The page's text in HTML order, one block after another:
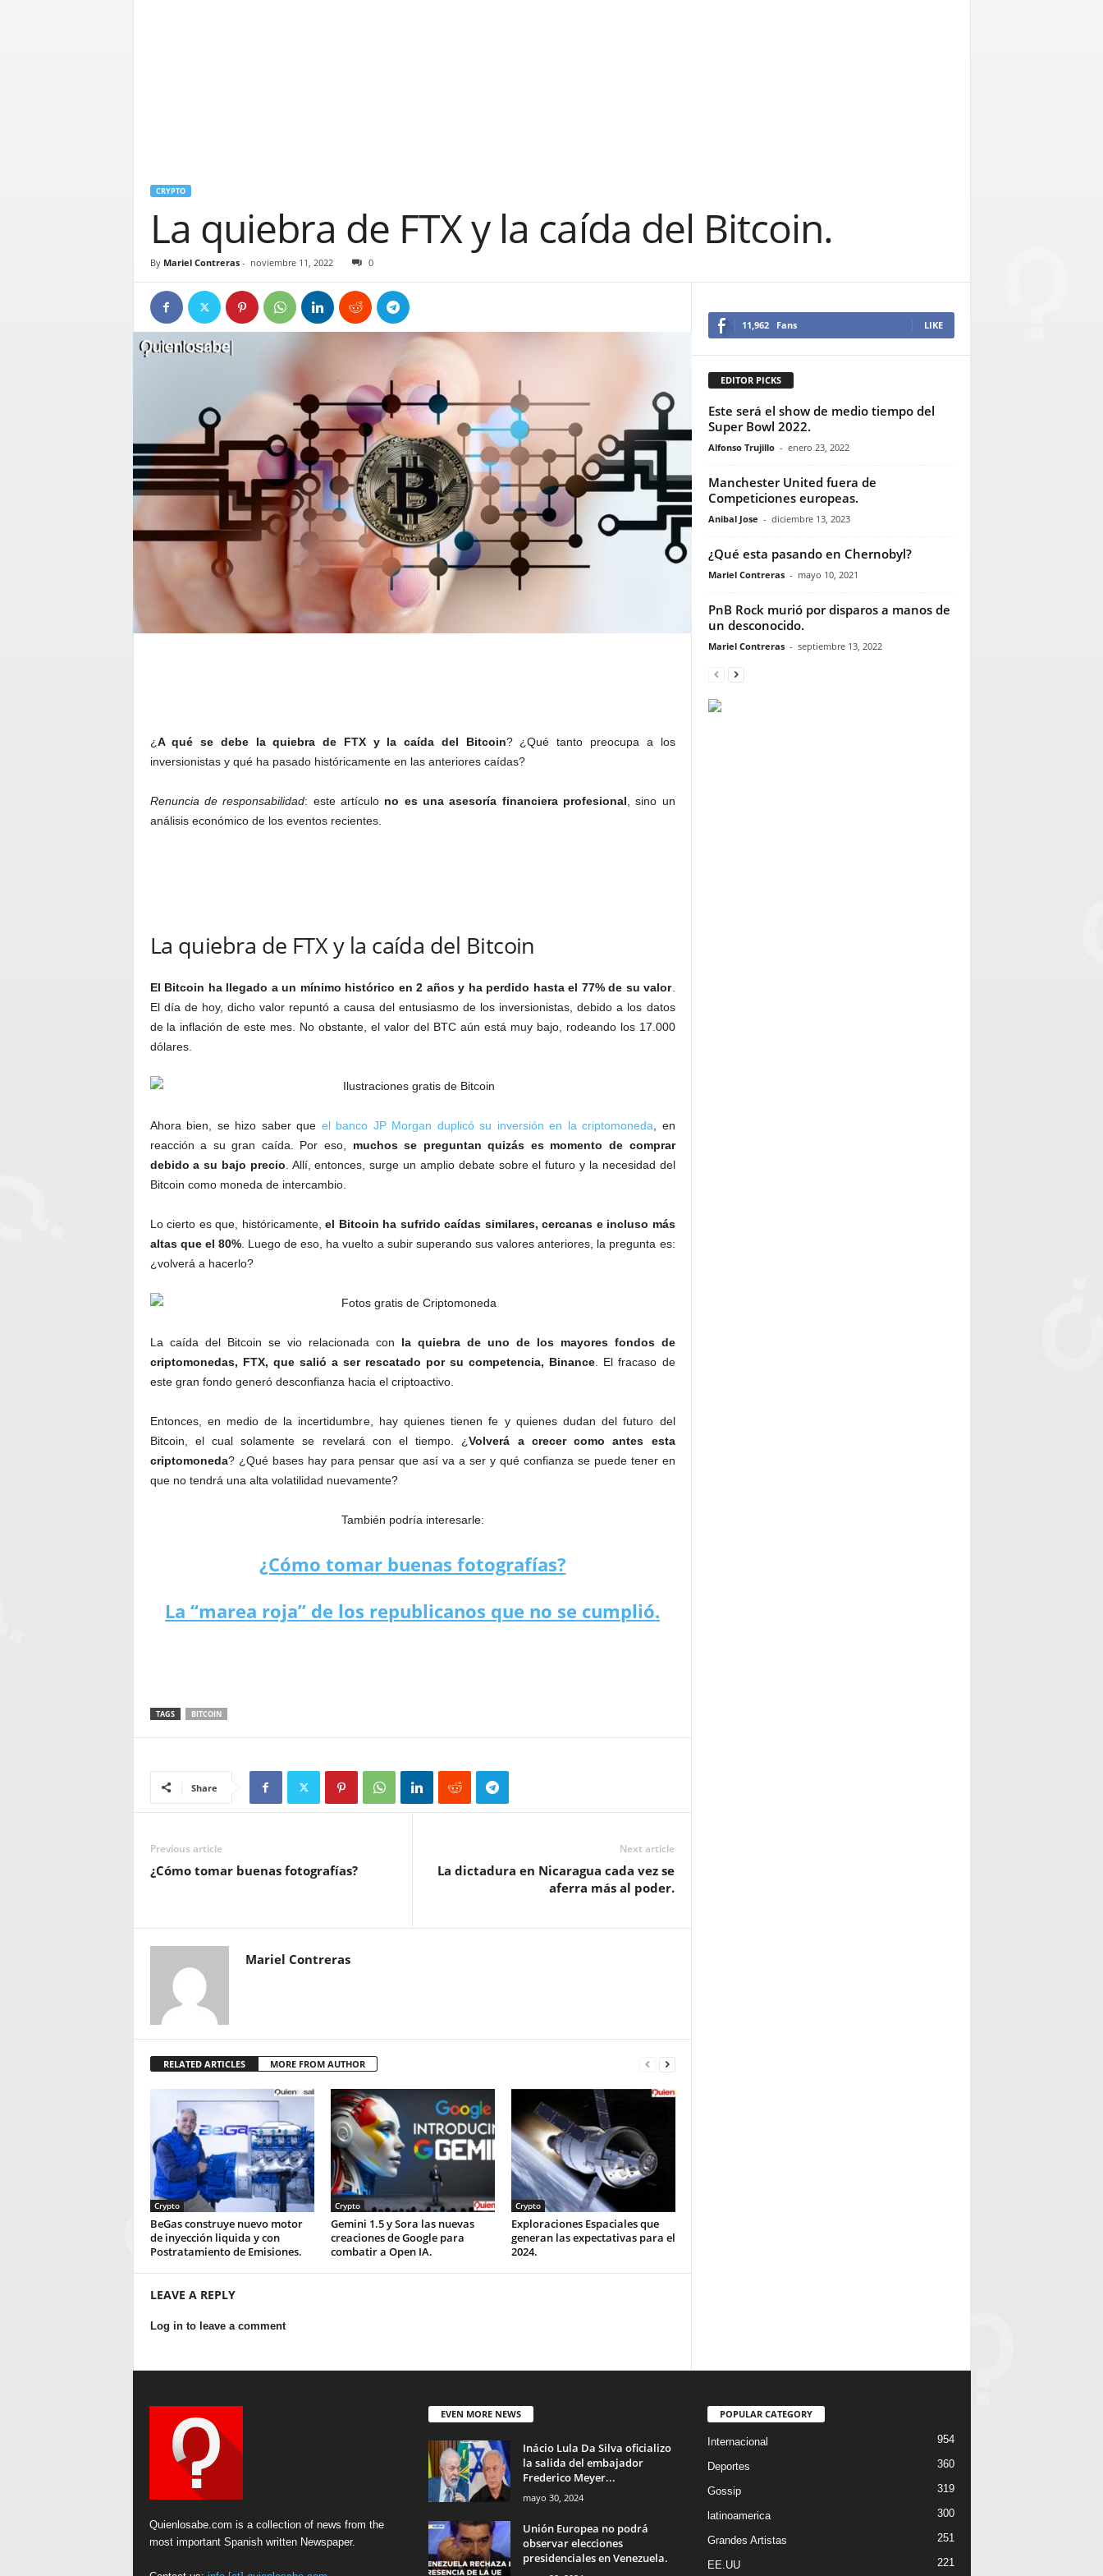
CRYPTO
La quiebra de FTX y la caída del Bitcoin.
By Mariel Contreras- noviembre 11, 2022 0
¿A qué se debe la quiebra de FTX y la caída del Bitcoin? ¿Qué tanto preocupa a los
inversionistas y qué ha pasado históricamente en las anteriores caídas?
Renuncia de responsabilidad: este artículo no es una asesoría financiera profesional , sino un
análisis económico de los eventos recientes.
La quiebra de FTX y la caída del Bitcoin
El Bitcoin ha llegado a un mínimo histórico en 2 años y ha perdido hasta el 77% de su valor.
El día de hoy, dicho valor repuntó a causa del entusiasmo de los inversionistas, debido a los datos
de la inflación de este mes. No obstante, el valor del BTC aún está muy bajo, rodeando los 17.000
dólares.
Ahora bien, se hizo saber que el banco JP Morgan duplicó su inversión en la criptomoneda , en
reacción a su gran caída. Por eso,
muchos se preguntan quizás es momento de comprar
debido a su bajo precio . Allí, entonces, surge un amplio debate sobre el futuro y la necesidad del
Bitcoin como moneda de intercambio.
Lo cierto es que, históricamente, el Bitcoin ha sufrido caídas similares, cercanas e incluso más
altas que el 80%. Luego de eso, ha vuelto a subir superando sus valores anteriores, la pregunta es:
¿volverá a hacerlo?
La caída del Bitcoin se vio relacionada con la quiebra de uno de los mayores fondos de
criptomonedas, FTX, que salió a ser rescatado por su competencia, Binance . El fracaso de
este gran fondo generó desconfianza hacia el criptoactivo.
Entonces, en medio de la incertidumbre, hay quienes tienen fe y quienes dudan del futuro del
Bitcoin, el cual solamente se revelará con el tiempo. ¿Volverá a crecer como antes esta
criptomoneda? ¿Qué bases hay para pensar que así va a ser y qué confianza se puede tener en
que no tendrá una alta volatilidad nuevamente?
También podría interesarle:
¿Cómo tomar buenas fotografías?
La “marea roja” de los republicanos que no se cumplió.
TAGS BITCOIN
Share
Previous article
¿Cómo tomar buenas fotografías?
Next article
La dictadura en Nicaragua cada vez se
aferra más al poder.
Mariel Contreras
RELATED ARTICLES MORE FROM AUTHOR
Crypto
BeGas construye nuevo motor
de inyección liquida y con
Postratamiento de Emisiones.
Crypto
Gemini 1.5 y Sora las nuevas
creaciones de Google para
combatir a Open IA.
Crypto
Exploraciones Espaciales que
generan las expectativas para el
2024.
LEAVE A REPLY
Log in to leave a comment
11,962 Fans LIKE
EDITOR PICKS
Este será el show de medio tiempo del
Super Bowl 2022.
Alfonso Trujillo - enero 23, 2022
Manchester United fuera de
Competiciones europeas.
Anibal Jose - diciembre 13, 2023
¿Qué esta pasando en Chernobyl?
Mariel Contreras - mayo 10, 2021
PnB Rock murió por disparos a manos de
un desconocido.
Mariel Contreras - septiembre 13, 2022
Quienlosabe.com is a collection of news from the
most important Spanish written Newspaper.
EVEN MORE NEWS
Inácio Lula Da Silva oficializo
la salida del embajador
Frederico Meyer...
mayo 30, 2024
Unión Europea no podrá
observar elecciones
presidenciales en Venezuela.
POPULAR CATEGORY
Internacional 954
Deportes 360
Gossip 319
latinoamerica 300
Grandes Artistas 251
EE.UU 221